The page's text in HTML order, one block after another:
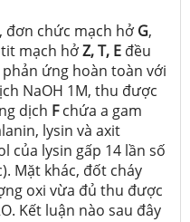
đơn chức mạch hở G,
mạch hởZ,T, E đều
phản ứng hoàn toàn với
NaOH 1M, thu được
dịch Fchứa a gam
lysin và axit
của lysin gấp 14 lần số
Mặt khác, đốt cháy
oxi vừa đủ thu được
Kết luận nào sau đây